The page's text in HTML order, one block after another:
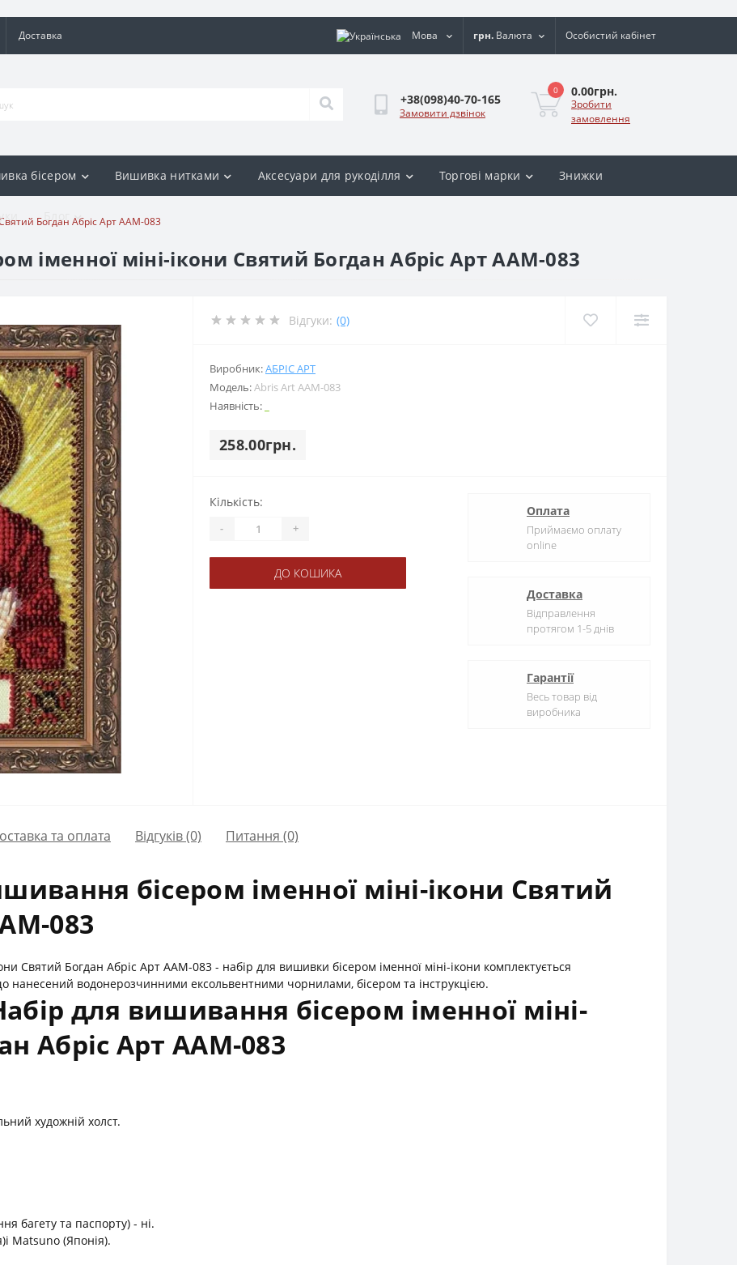
Доставка Мова грн. Валюта Особистий кабінет
+38(098)40-70-165
Замовити дзвінок
0 0.00грн.
Зробити
замовлення
бісером Вишивка нитками Аксесуари для рукоділля Торгові марки Знижки
Богдан Абріс Арт ААМ-083
іменної міні-ікони Святий Богдан Абріс Арт ААМ-083
Відгуки: (0)
Виробник:АБРІС АРТ
Модель:Abris Art ААМ-083
Наявність:
258.00грн.
Кількість:
- +
ДО КОШИКА
Оплата
Приймаємо оплату
online
Доставка
Відправлення
протягом 1-5 днів
Гарантії
Весь товар від
виробника
та оплата Відгуків (0) Питання (0)
бісером іменної міні-ікони Святий
083
Святий Богдан Абріс Арт ААМ-083 - набір для вишивки бісером іменної міні-ікони комплектується
нанесений водонерозчинними ексольвентними чорнилами, бісером та інструкцією.
для вишивання бісером іменної міні-
Абріс Арт ААМ-083
художній холст.
багету та паспорту) - ні.
Matsuno (Японія).